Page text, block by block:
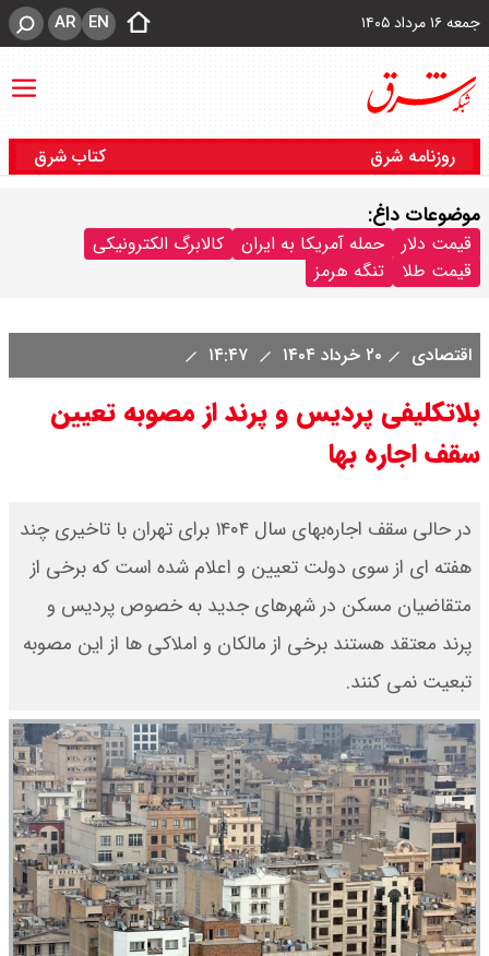
جمعه ۱۶ مرداد ۱۴۰۵ EN
AR
روزنامه شرق کتاب شرق
موضوعات داغ:
قیمت دلار حمله آمریکا به ایران
کالابرگ الکترونیکی
قیمت طلا
تنگه هرمز
اقتصادی ۲۰ خرداد ۱۴۰۴
بلاتکلیفی پردیس و پرند از مصوبه تعیین
سقف اجاره بها
در حالی سقف اجاره‌بهای سال ۱۴۰۴ برای تهران با تاخیری چند
هفته ای از سوی دولت تعیین و اعلام شده است که برخی از
متقاضیان مسکن در شهرهای جدید به خصوص پردیس و
پرند معتقد هستند برخی از مالکان و املاکی ها از این مصوبه
تبعیت نمی کنند.